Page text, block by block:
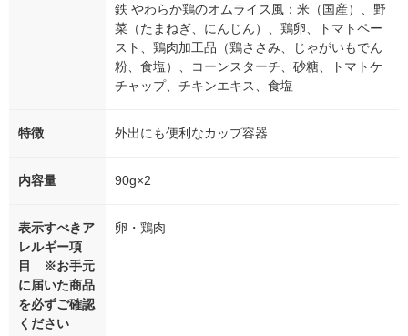
鉄 やわらか鶏のオムライス風：米（国産）、野
菜（たまねぎ、にんじん）、鶏卵、トマトペー
スト、鶏肉加工品（鶏ささみ、じゃがいもでん
粉、食塩）、コーンスターチ、砂糖、トマトケ
チャップ、チキンエキス、食塩
特徴 外出にも便利なカップ容器
内容量 90g×2
表示すべきア
レルギー項
目 ※お手元
に届いた商品
を必ずご確認
ください
卵・鶏肉